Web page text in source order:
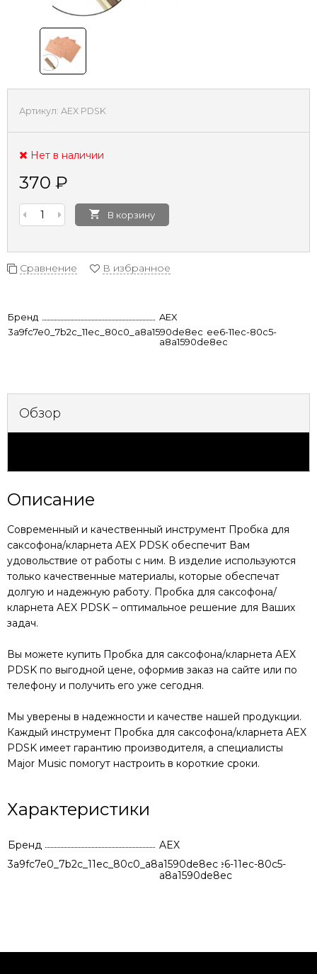
Артикул: AEX PDSK
Нет в наличии
370 ₽
В корзину
Сравнение В избранное
Бренд
AEX
3a9fc7e0_7b2c_11ec_80c0_a8a1590de8ec1bb9ff54-8ee6-11ec-80c5-
a8a1590de8ec
Обзор
Описание
Современный и качественный инструмент Пробка для
саксофона/кларнета AEX PDSK обеспечит Вам
удовольствие от работы с ним. В изделие используются
только качественные материалы, которые обеспечат
долгую и надежную работу. Пробка для саксофона/
кларнета AEX PDSK – оптимальное решение для Ваших
задач.
Вы можете купить Пробка для саксофона/кларнета AEX
PDSK по выгодной цене, оформив заказ на сайте или по
телефону и получить его уже сегодня.
Мы уверены в надежности и качестве нашей продукции.
Каждый инструмент Пробка для саксофона/кларнета AEX
PDSK имеет гарантию производителя, а специалисты
Major Music помогут настроить в короткие сроки.
Характеристики
Бренд
AEX
3a9fc7e0_7b2c_11ec_80c0_a8a1590de8ec1bb9ff54-8ee6-11ec-80c5-
a8a1590de8ec